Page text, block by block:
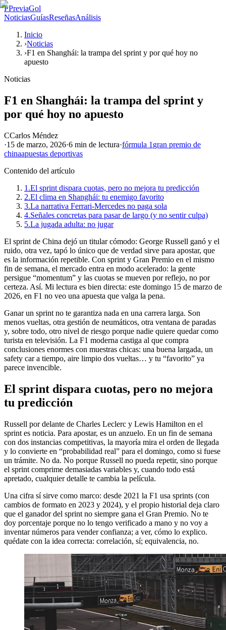
PPreviaGol
NoticiasGuíasReseñasAnálisis
Inicio
›Noticias
›F1 en Shanghái: la trampa del sprint y por qué hoy no
apuesto
Noticias
F1 en Shanghái: la trampa del sprint y
por qué hoy no apuesto
CCarlos Méndez
·15 de marzo, 2026·6 min de lectura·fórmula 1 gran premio de
chinaapuestas deportivas
Contenido del artículo
1.El sprint dispara cuotas, pero no mejora tu predicción
2.El clima en Shanghái: tu enemigo favorito
3.La narrativa Ferrari-Mercedes no paga sola
4.Señales concretas para pasar de largo (y no sentir culpa)
5.La jugada adulta: no jugar
El sprint de China dejó un titular cómodo: George Russell ganó y el
ruido, otra vez, tapó lo único que de verdad sirve para apostar, que
es la información repetible. Con sprint y Gran Premio en el mismo
fin de semana, el mercado entra en modo acelerado: la gente
persigue “momentum” y las cuotas se mueven por reflejo, no por
certeza. Así. Mi lectura es bien directa: este domingo 15 de marzo de
2026, en F1 no veo una apuesta que valga la pena.
Ganar un sprint no te garantiza nada en una carrera larga. Son
menos vueltas, otra gestión de neumáticos, otra ventana de paradas
y, sobre todo, otro nivel de riesgo porque nadie quiere quedar como
turista en televisión. La F1 moderna castiga al que compra
conclusiones enormes con muestras chicas: una buena largada, un
safety car a tiempo, aire limpio dos vueltas… y tu “favorito” ya
parece invencible.
El sprint dispara cuotas, pero no mejora
tu predicción
Russell por delante de Charles Leclerc y Lewis Hamilton en el
sprint es noticia. Para apostar, es un anzuelo. En un fin de semana
con dos instancias competitivas, la mayoría mira el orden de llegada
y lo convierte en “probabilidad real” para el domingo, como si fuese
un trámite. No da. No porque Russell no pueda repetir, sino porque
el sprint comprime demasiadas variables y, cuando todo está
apretado, cualquier detalle te cambia la película.
Una cifra sí sirve como marco: desde 2021 la F1 usa sprints (con
cambios de formato en 2023 y 2024), y el propio historial deja claro
que el ganador del sprint no siempre gana el Gran Premio. No te
doy porcentaje porque no lo tengo verificado a mano y no voy a
inventar números para vender confianza; a ver, cómo lo explico.
quédate con la idea correcta: correlación, sí; equivalencia, no.